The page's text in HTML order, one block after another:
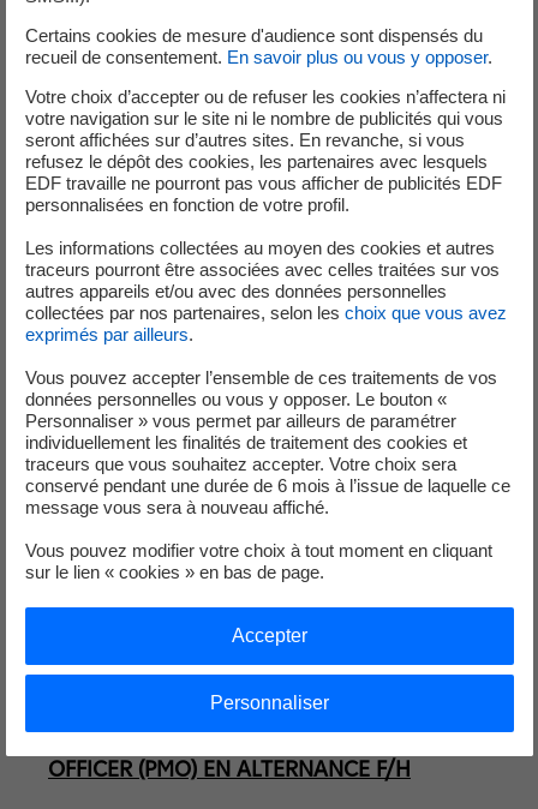
Lieu :
VICHY (03200)
06 Août 2026
ALTERNANCE - TECHNICIEN CVC - BTS MSEF
Contrat :Alternance
Lieu :VICHY (03200)
06 Août 2026
ALTERNANCE - MONTEUR CVC H/F
Lieu :CLERMONT-FERRAND (63000)
04 Août 2026
OPERATIONS PROJECT MANAGEMENT
OFFICER (PMO) EN ALTERNANCE F/H
Certains cookies de mesure d'audience sont dispensés du
recueil de consentement. En savoir plus ou vous y opposer.
Votre choix d’accepter ou de refuser les cookies n’affectera ni
votre navigation sur le site ni le nombre de publicités qui vous
seront affichées sur d’autres sites. En revanche, si vous
refusez le dépôt des cookies, les partenaires avec lesquels
EDF travaille ne pourront pas vous afficher de publicités EDF
personnalisées en fonction de votre profil.
Les informations collectées au moyen des cookies et autres
traceurs pourront être associées avec celles traitées sur vos
autres appareils et/ou avec des données personnelles
collectées par nos partenaires, selon les choix que vous avez
exprimés par ailleurs.
Vous pouvez accepter l’ensemble de ces traitements de vos
données personnelles ou vous y opposer. Le bouton «
Personnaliser » vous permet par ailleurs de paramétrer
individuellement les finalités de traitement des cookies et
traceurs que vous souhaitez accepter. Votre choix sera
conservé pendant une durée de 6 mois à l’issue de laquelle ce
message vous sera à nouveau affiché.
Vous pouvez modifier votre choix à tout moment en cliquant
sur le lien « cookies » en bas de page.
Personnaliser
Accepter